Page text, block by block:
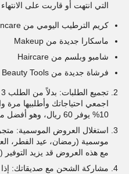
التي انتهت أو قاربت على
كريم الترطيب اليومي من Skincare
ماسكارا جديدة من Makeup
شامبو وبلسم من Haircare
فرشاة جديدة من Beauty Tools
10% يوفر 60 ريال، وهو أفضل من 3 طلبات صغيرة.
استغلال العروض الموسمية:
موسمية (رمضان، عيد الفطر،
مع هذه العروض قد يزيد
مشاركة الشحن مع صديقاتك: